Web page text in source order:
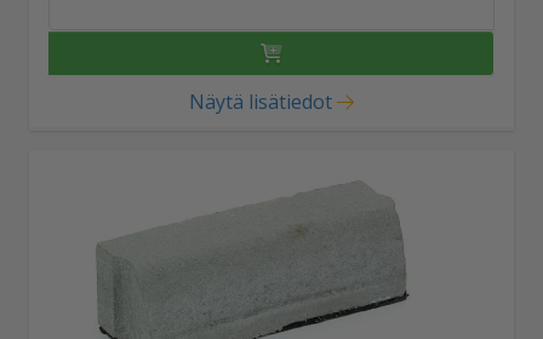
Näytä lisätiedot